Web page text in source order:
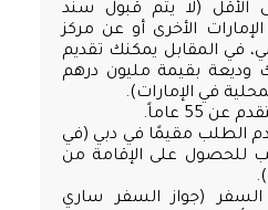
الأقل (لا يتم قبول سند
الأخرى أو عن مركز
في المقابل يمكنك تقديم
وديعة بقيمة مليون درهم
في الإمارات).
55 عاماً.
الطلب مقيمًا في دبي (في
للحصول على الإقامة من
(جواز السفر ساري